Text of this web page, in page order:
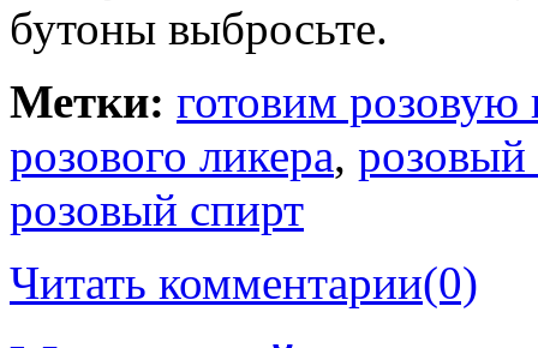
бутоны выбросьте.
Метки: готовим розовую
розового ликера, розовый
розовый спирт
Читать комментарии(0)